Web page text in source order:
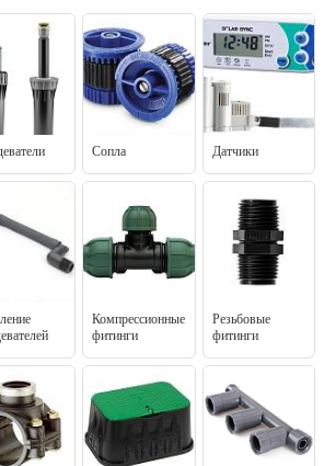
Сопла Датчики
Компрессионные
фитинги
Резьбовые
фитинги